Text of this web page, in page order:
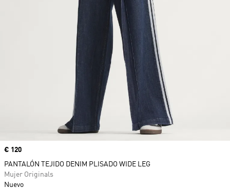
Precio
€ 120
PANTALÓN TEJIDO DENIM PLISADO WIDE LEG
Mujer Originals
Nuevo